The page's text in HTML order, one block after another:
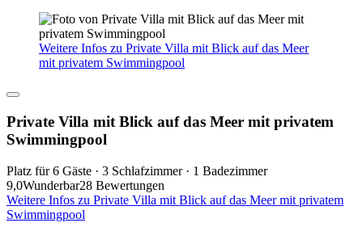
Weitere Infos zu Private Villa mit Blick auf das Meer
mit privatem Swimmingpool
Private Villa mit Blick auf das Meer mit privatem
Swimmingpool
Platz für 6 Gäste · 3 Schlafzimmer · 1 Badezimmer
9,0Wunderbar28 Bewertungen
Weitere Infos zu Private Villa mit Blick auf das Meer mit privatem
Swimmingpool